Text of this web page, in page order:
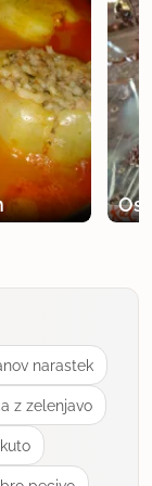
narastek
z zelenjavo